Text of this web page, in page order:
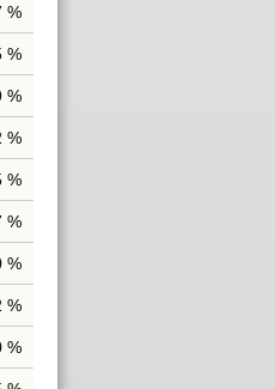
%
%
%
%
%
%
%
%
%